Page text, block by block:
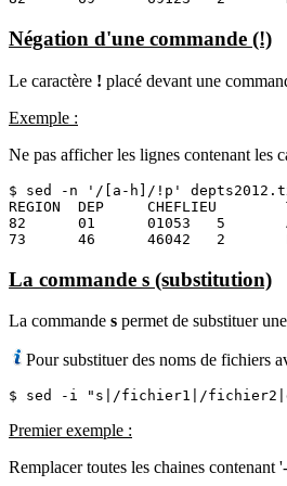
Négation d'une commande (!)
Le caractère ! placé devant une
Exemple :
Ne pas afficher les lignes contenant les
$ sed -n '/[a-h]/!p'
REGION  DEP     CHEFLIEU
82      01      01053   5
73      46      46042   2
La commande s (substitution)
La commande s permet de substituer
Pour substituer des noms de fichiers
$ sed -i "s|/fichier1|/
Premier exemple :
Remplacer toutes les chaines